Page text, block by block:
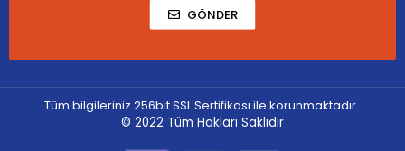
GÖNDER
Tüm bilgileriniz 256bit SSL Sertifikası ile korunmaktadır.
© 2022 Tüm Hakları Saklıdır